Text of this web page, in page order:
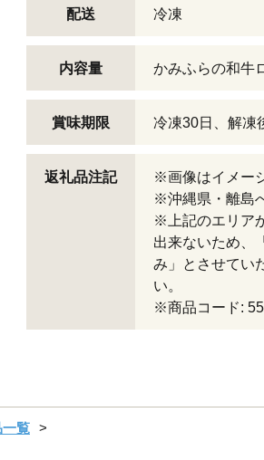
配送 冷凍
内容量 かみふらの和牛
賞味期限 冷凍30日、解凍
返礼品注記
※画像はイメー
※沖縄県・離島
※上記のエリア
出来ないため、
み」とさせてい
い。
※商品コード:
覧